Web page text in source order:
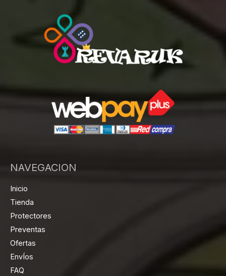
NAVEGACION
Inicio
Tienda
Protectores
Preventas
Ofertas
EnvÍos
FAQ